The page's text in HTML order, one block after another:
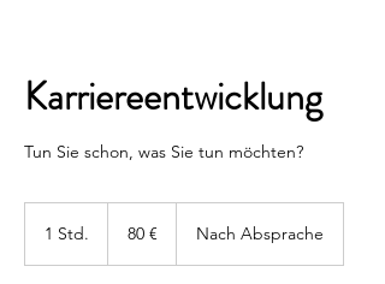
Karriereentwicklung
Tun Sie schon, was Sie tun möchten?
1 Std. 80 € Nach Absprache